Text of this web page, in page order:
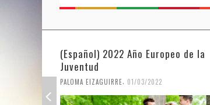
(Español) 2022 Año Europeo de la
Juventud
PALOMA EIZAGUIRRE 01/03/2022